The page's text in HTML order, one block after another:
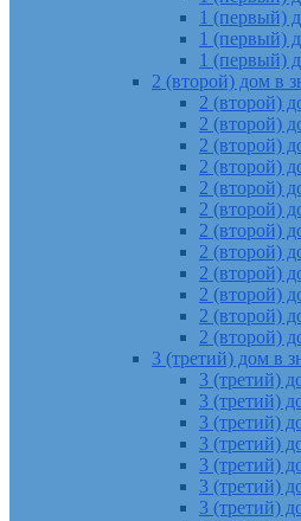
1 (первый)
1 (первый)
1 (первый)
2 (второй) дом в
2 (второй)
2 (второй)
2 (второй)
2 (второй)
2 (второй)
2 (второй)
2 (второй)
2 (второй)
2 (второй)
2 (второй)
2 (второй)
2 (второй)
3 (третий) дом в
3 (третий)
3 (третий)
3 (третий)
3 (третий)
3 (третий)
3 (третий)
3 (третий)